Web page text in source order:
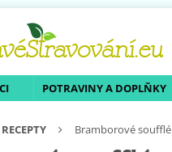
POTRAVINY A DOPLŇKY
Bramborové soufflé